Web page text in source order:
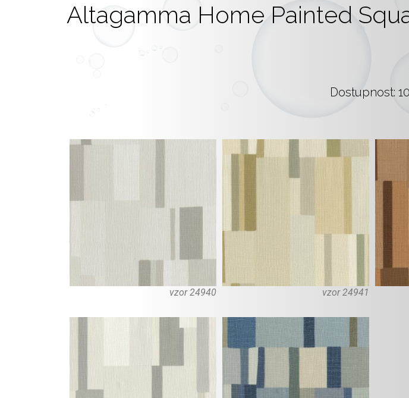
Altagamma Home Painted
Dostupnost:
vzor 24940 vzor 24941